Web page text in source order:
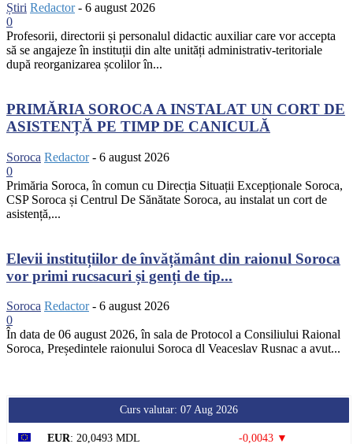
Știri Redactor - 6 august 2026
0
Profesorii, directorii și personalul didactic auxiliar care vor accepta
să se angajeze în instituții din alte unități administrativ-teritoriale
după reorganizarea școlilor în...
PRIMĂRIA SOROCA A INSTALAT UN CORT DE
ASISTENȚĂ PE TIMP DE CANICULĂ
Soroca Redactor - 6 august 2026
0
Primăria Soroca, în comun cu Direcția Situații Excepționale Soroca,
CSP Soroca și Centrul De Sănătate Soroca, au instalat un cort de
asistență,...
Elevii instituțiilor de învățământ din raionul Soroca
vor primi rucsacuri și genți de tip...
Soroca Redactor - 6 august 2026
0
În data de 06 august 2026, în sala de Protocol a Consiliului Raional
Soroca, Președintele raionului Soroca dl Veaceslav Rusnac a avut...
Curs valutar: 07 Aug 2026
EUR: 20,0493 MDL -0,0043 ▼